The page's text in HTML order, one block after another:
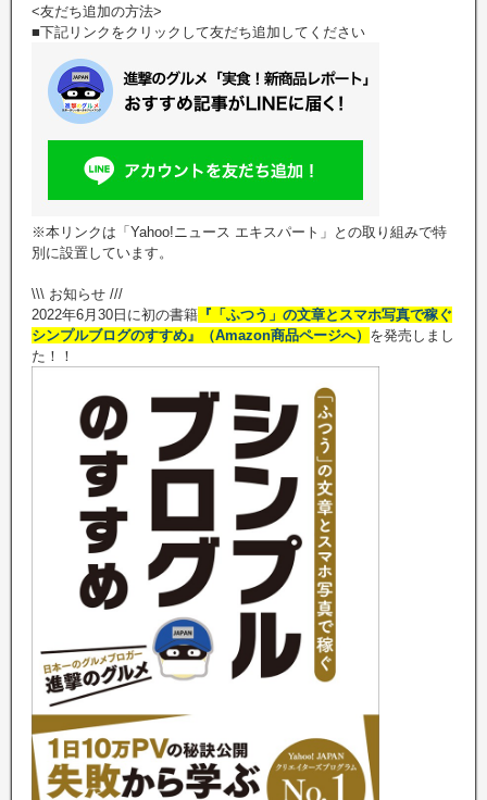
<友だち追加の方法>
■下記リンクをクリックして友だち追加してください
※本リンクは「Yahoo!ニュース エキスパート」との取り組みで特
別に設置しています。
\\\ お知らせ ///
2022年6月30日に初の書籍 『「ふつう」の文章とスマホ写真で稼ぐ
シンプルブログのすすめ』（Amazon商品ページへ） を発売しまし
た！！